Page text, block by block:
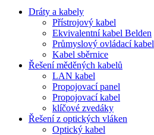
Dráty a kabely
Přístrojový kabel
Ekvivalentní kabel Belden
Průmyslový ovládací kabel
Kabel sběrnice
Řešení měděných kabelů
LAN kabel
Propojovací panel
Propojovací kabel
klíčové zvedáky
Řešení z optických vláken
Optický kabel